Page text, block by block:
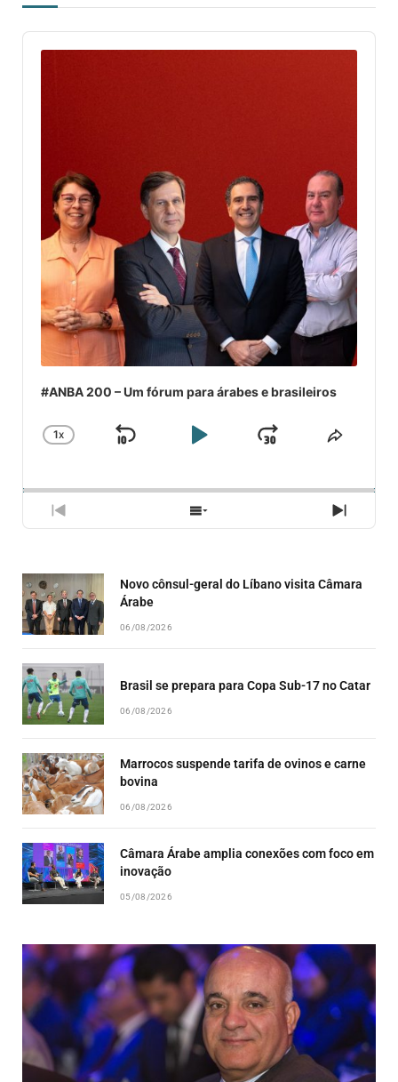
Audio
Player
#ANBA 200 – Um fórum para árabes e brasileiros
CHANGE
1X
SKIP
PLAYJUMP
PREVIOUS
EPISODE
SHOW
EPISODES
NEXT
Novo cônsul-geral do Líbano visita Câmara
Árabe
06/08/2026
Brasil se prepara para Copa Sub-17 no Catar
06/08/2026
Marrocos suspende tarifa de ovinos e carne
bovina
06/08/2026
Câmara Árabe amplia conexões com foco em
inovação
05/08/2026